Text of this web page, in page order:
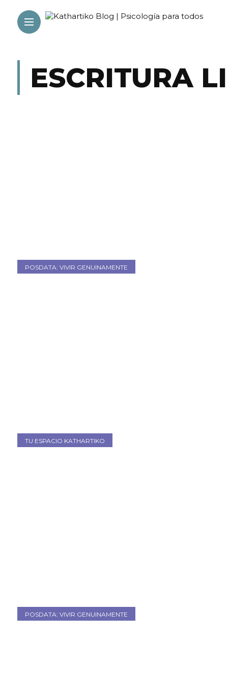
ESCRITURA
POSDATA: VIVIR GENUINAMENTE
TU ESPACIO KATHARTIKO
POSDATA: VIVIR GENUINAMENTE